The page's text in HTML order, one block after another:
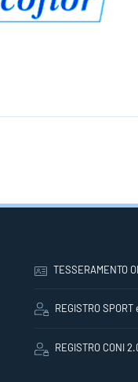
TESSERAMENTO
REGISTRO
REGISTRO CONI